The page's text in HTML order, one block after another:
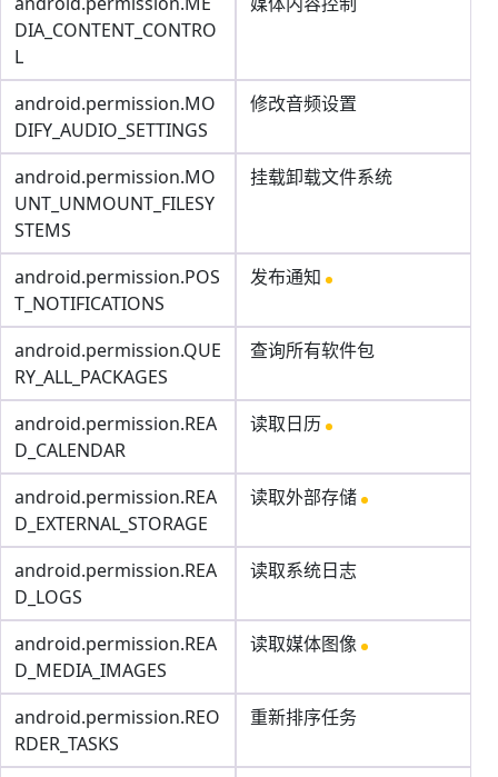
DIA_CONTENT_CONTRO
L
android.permission.MO
DIFY_AUDIO_SETTINGS
修改音频设置
android.permission.MO
UNT_UNMOUNT_FILESY
STEMS
挂载卸载文件系统
android.permission.POS
T_NOTIFICATIONS
发布通知
android.permission.QUE
RY_ALL_PACKAGES
查询所有软件包
android.permission.REA
D_CALENDAR
读取日历
android.permission.REA
D_EXTERNAL_STORAGE
读取外部存储
android.permission.REA
D_LOGS
读取系统日志
android.permission.REA
D_MEDIA_IMAGES
读取媒体图像
android.permission.REO
RDER_TASKS
重新排序任务